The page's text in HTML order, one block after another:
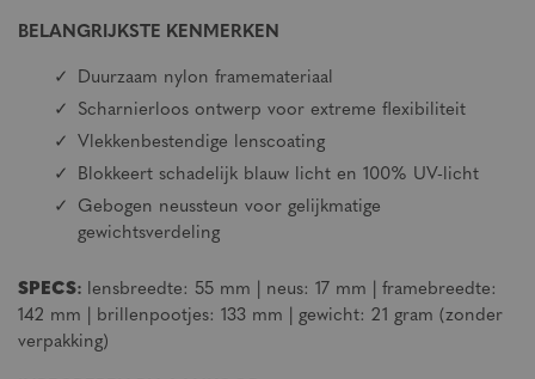
BELANGRIJKSTE KENMERKEN
Duurzaam nylon framemateriaal
Scharnierloos ontwerp voor extreme flexibiliteit
Vlekkenbestendige lenscoating
Blokkeert schadelijk blauw licht en 100% UV-licht
Gebogen neussteun voor gelijkmatige
gewichtsverdeling
SPECS: lensbreedte: 55 mm | neus: 17 mm | framebreedte:
142 mm | brillenpootjes: 133 mm | gewicht: 21 gram (zonder
verpakking)